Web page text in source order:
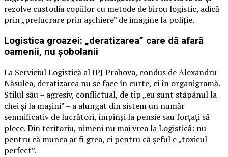
rezolve custodia copiilor cu metode de birou logistic, adică
prin „prelucrare prin așchiere” de imagine la poliție.
Logistica groazei: „deratizarea” care dă afară
oamenii, nu șobolanii
La Serviciul Logistică al IPJ Prahova, condus de Alexandru
Năsulea, deratizarea nu se face în curte, ci în organigramă.
Stilul său – agresiv, conflictual, de tip „eu sunt stăpânul la
chei și la mașini” – a alungat din sistem un număr
semnificativ de lucrători, împinși la pensie sau forțați să
plece. Din teritoriu, nimeni nu mai vrea la Logistică: nu
pentru că munca ar fi grea, ci pentru că șeful e „toxicul
perfect”.